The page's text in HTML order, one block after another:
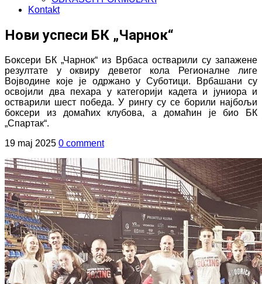
Kontakt
Нови успеси БК „Чарнок“
Боксери БК „Чарнок“ из Врбаса остварили су запажене
резултате у оквиру деветог кола Регионалне лиге
Војводине које је одржано у Суботици. Врбашани су
освојили два пехара у категорији кадета и јуниора и
остварили шест победа. У рингу су се борили најбољи
боксери из домаћих клубова, а домаћин је био БК
„Спартак“.
19 maj 2025 0 comment